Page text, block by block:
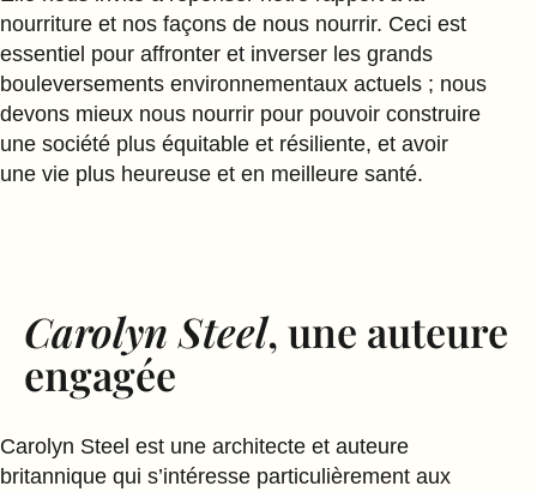
nourriture et nos façons de nous nourrir. Ceci est
essentiel pour affronter et inverser les grands
bouleversements environnementaux actuels ; nous
devons mieux nous nourrir pour pouvoir construire
une société plus équitable et résiliente, et avoir
une vie plus heureuse et en meilleure santé.
Carolyn Steel, une auteure
engagée
Carolyn Steel est une architecte et auteure
britannique qui s’intéresse particulièrement aux